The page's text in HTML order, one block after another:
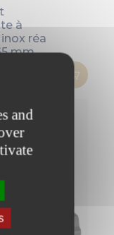
à
réa
mm
€
and